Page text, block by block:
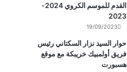
القدم للموسم الكروي 2024-
2023
19/09/2023
حوار السيد نزار السكتاني رئيس
فريق أولمبيك خريبكة مع موقع
هسبورت